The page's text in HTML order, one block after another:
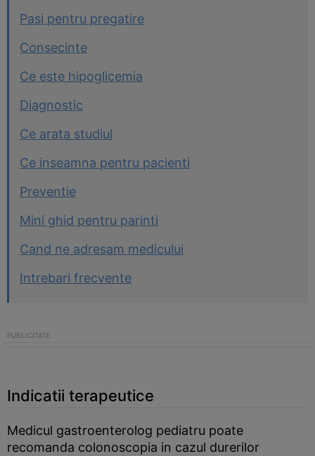
Pasi pentru pregatire
Consecinte
Ce este hipoglicemia
Diagnostic
Ce arata studiul
Ce inseamna pentru pacienti
Preventie
Mini ghid pentru parinti
Cand ne adresam medicului
Intrebari frecvente
Indicatii terapeutice
Medicul gastroenterolog pediatru poate
recomanda colonoscopia in cazul durerilor